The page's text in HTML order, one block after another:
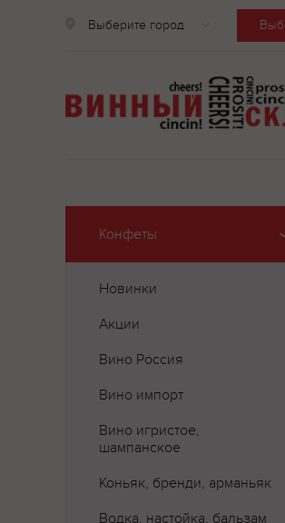
Выберите город
Конфеты
Новинки
Акции
Вино Россия
Вино импорт
Вино игристое,
шампанское
Коньяк, бренди, арманьяк
Водка, настойка, бальзам